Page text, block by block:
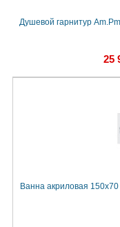
Душевой гарнитур
25
Ванна акриловая